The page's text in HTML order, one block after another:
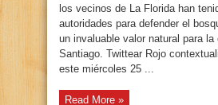
los vecinos de La Florida han
autoridades para defender el
un invaluable valor natural para la
Santiago. Twittear Rojo
este miércoles 25 ...
Read More »